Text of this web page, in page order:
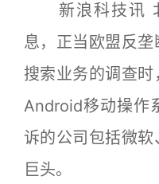
新浪科技讯
息，正当欧盟反
搜索业务的调查
Android移动操作
诉的公司包括微
巨头。